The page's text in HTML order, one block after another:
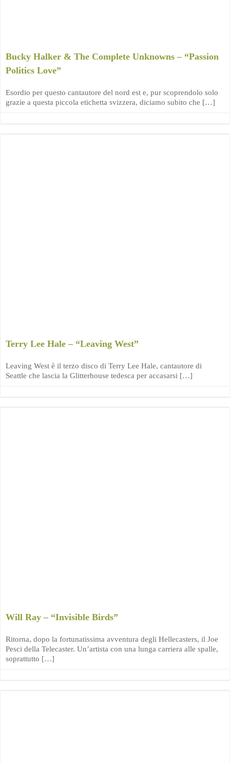
Bucky Halker & The Complete Unknowns – “Passion
Politics Love”
Esordio per questo cantautore del nord est e, pur scoprendolo solo
grazie a questa piccola etichetta svizzera, diciamo subito che […]
Terry Lee Hale – “Leaving West”
Leaving West è il terzo disco di Terry Lee Hale, cantautore di
Seattle che lascia la Glitterhouse tedesca per accasarsi […]
Will Ray – “Invisible Birds”
Ritorna, dopo la fortunatissima avventura degli Hellecasters, il Joe
Pesci della Telecaster. Un’artista con una lunga carriera alle spalle,
soprattutto […]